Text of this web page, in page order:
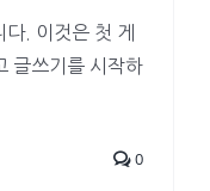
. 이것은 첫 게
글쓰기를 시작하
0